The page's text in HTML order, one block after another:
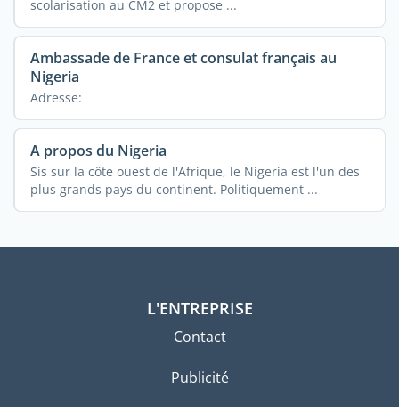
scolarisation au CM2 et propose ...
Ambassade de France et consulat français au
Nigeria
Adresse:
A propos du Nigeria
Sis sur la côte ouest de l'Afrique, le Nigeria est l'un des
plus grands pays du continent. Politiquement ...
L'ENTREPRISE
Contact
Publicité